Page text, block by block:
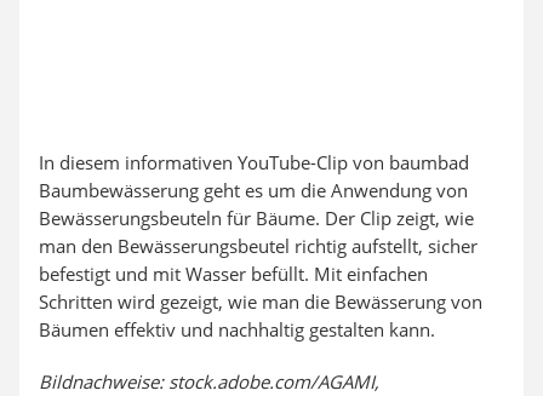
In diesem informativen YouTube-Clip von baumbad
Baumbewässerung geht es um die Anwendung von
Bewässerungsbeuteln für Bäume. Der Clip zeigt, wie
man den Bewässerungsbeutel richtig aufstellt, sicher
befestigt und mit Wasser befüllt. Mit einfachen
Schritten wird gezeigt, wie man die Bewässerung von
Bäumen effektiv und nachhaltig gestalten kann.
Bildnachweise: stock.adobe.com/AGAMI,